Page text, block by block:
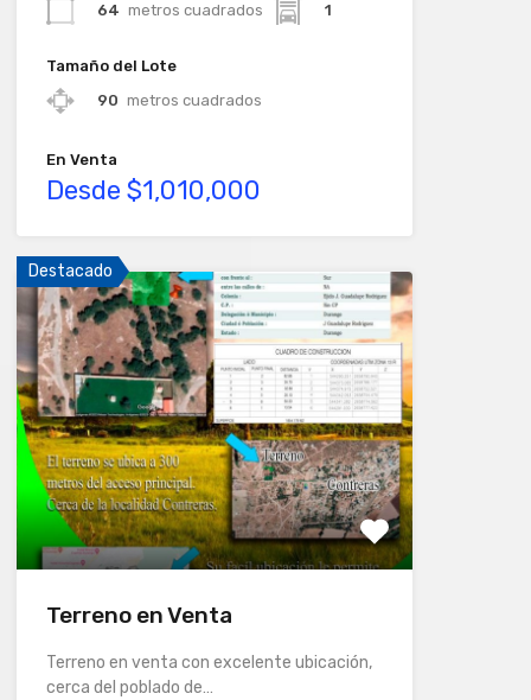
64 metros cuadrados
1
Tamaño del Lote
90 metros cuadrados
En Venta
Desde $1,010,000
Destacado
Terreno en Venta
Terreno en venta con excelente ubicación,
cerca del poblado de…